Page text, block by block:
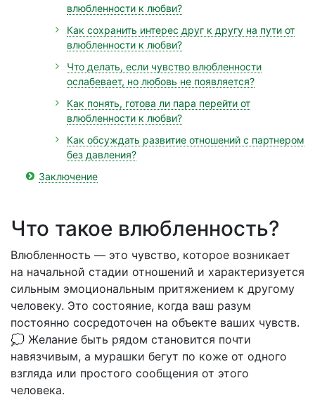
влюбленности к любви?
Как сохранить интерес друг к другу на пути от
влюбленности к любви?
Что делать, если чувство влюбленности
ослабевает, но любовь не появляется?
Как понять, готова ли пара перейти от
влюбленности к любви?
Как обсуждать развитие отношений с партнером
без давления?
Заключение
Что такое влюбленность?
Влюбленность — это чувство, которое возникает
на начальной стадии отношений и характеризуется
сильным эмоциональным притяжением к другому
человеку. Это состояние, когда ваш разум
постоянно сосредоточен на объекте ваших чувств.
💭 Желание быть рядом становится почти
навязчивым, а мурашки бегут по коже от одного
взгляда или простого сообщения от этого
человека.